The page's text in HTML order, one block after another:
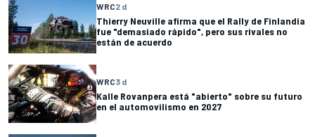
WRC2 d
Thierry Neuville afirma que el Rally de Finlandia
fue "demasiado rápido", pero sus rivales no
están de acuerdo
WRC3 d
Kalle Rovanpera está "abierto" sobre su futuro
en el automovilismo en 2027